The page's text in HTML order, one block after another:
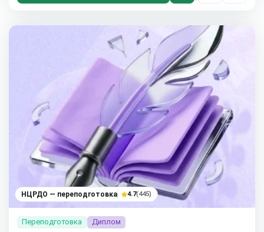
НЦРДО — переподготовка 4.7(445)
Переподготовка Диплом